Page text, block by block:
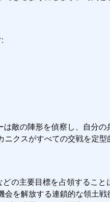
敵の陣形を偵察し、自分
クスがすべての交戦を定型
の主要目標を占領すること
を解放する連鎖的な領土